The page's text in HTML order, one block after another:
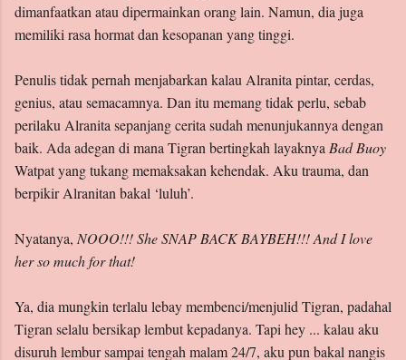
dimanfaatkan atau dipermainkan orang lain. Namun, dia juga
memiliki rasa hormat dan kesopanan yang tinggi.
Penulis tidak pernah menjabarkan kalau Alranita pintar, cerdas,
genius, atau semacamnya. Dan itu memang tidak perlu, sebab
perilaku Alranita sepanjang cerita sudah menunjukannya dengan
baik. Ada adegan di mana Tigran bertingkah layaknyaBad Buoy
Watpat yang tukang memaksakan kehendak. Aku trauma, dan
berpikir Alranitan bakal ‘luluh’.
Nyatanya, NOOO!!!She SNAP BACK BAYBEH!!! And I love
her so much for that!
Ya, dia mungkin terlalu lebay membenci/menjulid Tigran, padahal
Tigran selalu bersikap lembut kepadanya. Tapi hey ... kalau aku
disuruh lembur sampai tengah malam 24/7, aku pun bakal nangis